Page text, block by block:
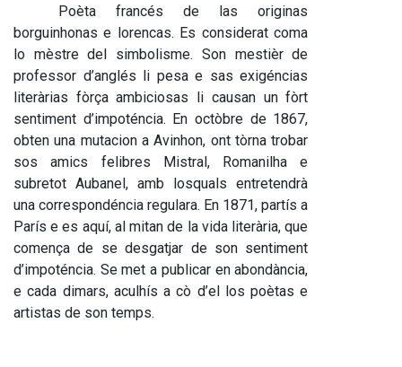
Poèta francés de las originas
borguinhonas e lorencas. Es considerat coma
lo mèstre del simbolisme. Son mestièr de
professor d’anglés li pesa e sas exigéncias
literàrias fòrça ambiciosas li causan un fòrt
sentiment d’impoténcia. En octòbre de 1867,
obten una mutacion a Avinhon, ont tòrna trobar
sos amics felibres Mistral, Romanilha e
subretot Aubanel, amb losquals entretendrà
una correspondéncia regulara. En 1871, partís a
París e es aquí, al mitan de la vida literària, que
comença de se desgatjar de son sentiment
d’impoténcia. Se met a publicar en abondància,
e cada dimars, aculhís a cò d’el los poètas e
artistas de son temps.